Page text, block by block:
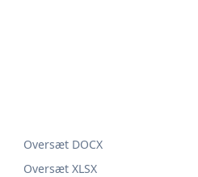
Oversæt DOCX
Oversæt XLSX